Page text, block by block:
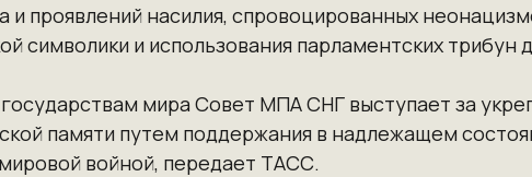
и проявлений насилия, спровоцированных
символики и использования парламентских трибун
мира Совет МПА СНГ выступает за
памяти путем поддержания в надлежащем
войной, передает ТАСС.